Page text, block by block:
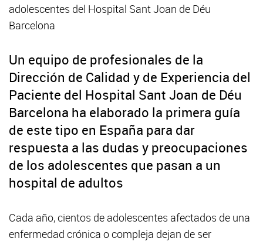
adolescentes del Hospital Sant Joan de Déu
Barcelona
Un equipo de profesionales de la
Dirección de Calidad y de Experiencia del
Paciente del Hospital Sant Joan de Déu
Barcelona ha elaborado la primera guía
de este tipo en España para dar
respuesta a las dudas y preocupaciones
de los adolescentes que pasan a un
hospital de adultos
Cada año, cientos de adolescentes afectados de una
enfermedad crónica o compleja dejan de ser